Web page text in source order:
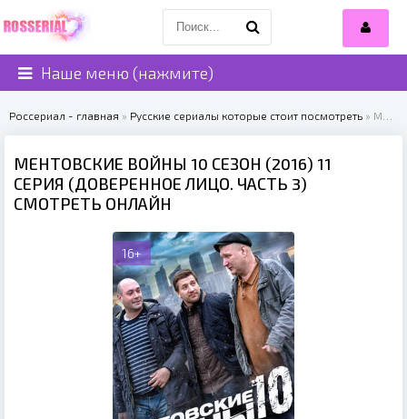
Наше меню (нажмите)
Россериал - главная » Русские сериалы которые стоит посмотреть » МЕНТОВСКИЕ ВОЙНЫ 10 СЕЗОН (2016)
МЕНТОВСКИЕ ВОЙНЫ 10 СЕЗОН (2016) 11
СЕРИЯ (ДОВЕРЕННОЕ ЛИЦО. ЧАСТЬ 3)
СМОТРЕТЬ ОНЛАЙН
16+